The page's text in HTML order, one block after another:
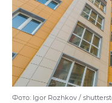
Фото: Igor Rozhkov /